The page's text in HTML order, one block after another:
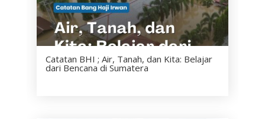
Catatan BHI ; Air, Tanah, dan Kita: Belajar
dari Bencana di Sumatera